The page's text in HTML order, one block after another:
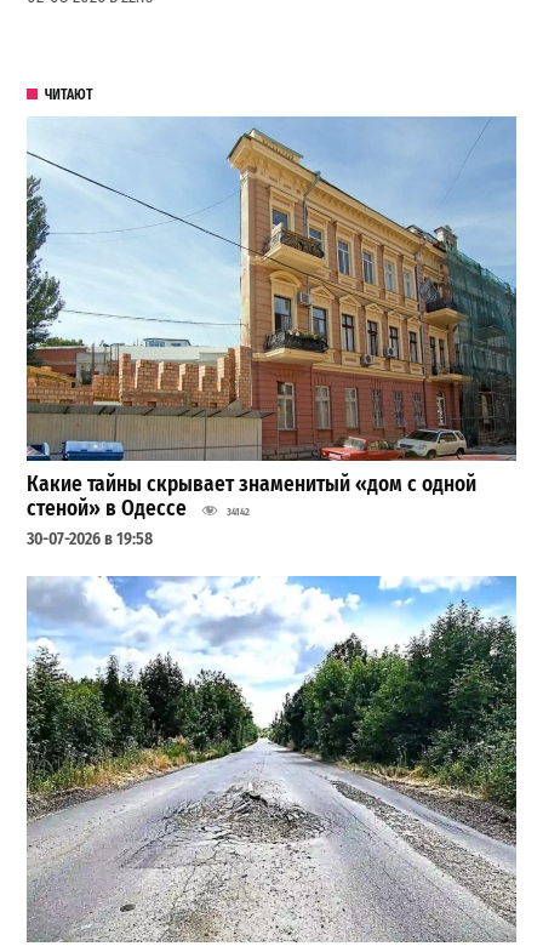
ЧИТАЮТ
Какие тайны скрывает знаменитый «дом с одной
стеной» в Одессе
34142
30-07-2026 в 19:58